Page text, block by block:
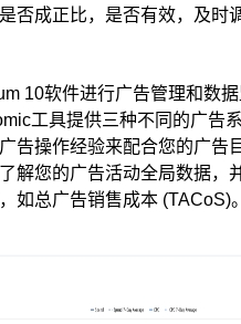
否成正比，是否有效，及时
10软件进行广告管理和数据
工具提供三种不同的广告
告操作经验来配合您的广告
解您的广告活动全局数据，
如总广告销售成本 (TACoS)。